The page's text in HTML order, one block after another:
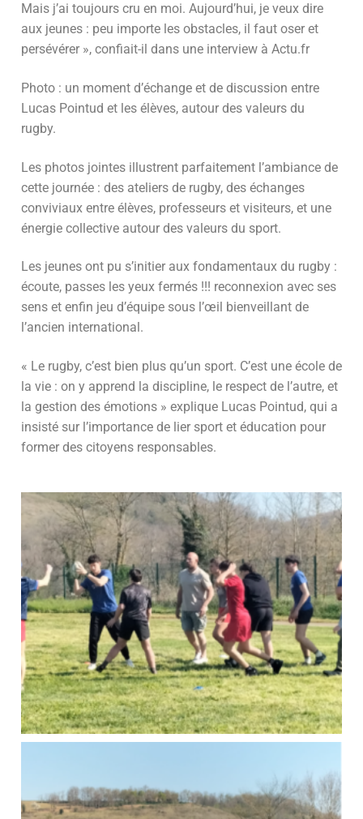
Mais j’ai toujours cru en moi. Aujourd’hui, je veux dire
aux jeunes : peu importe les obstacles, il faut oser et
persévérer », confiait-il dans une interview à Actu.fr
Photo : un moment d’échange et de discussion entre
Lucas Pointud et les élèves, autour des valeurs du
rugby.
Les photos jointes illustrent parfaitement l’ambiance de
cette journée : des ateliers de rugby, des échanges
conviviaux entre élèves, professeurs et visiteurs, et une
énergie collective autour des valeurs du sport.
Les jeunes ont pu s’initier aux fondamentaux du rugby :
écoute, passes les yeux fermés !!! reconnexion avec ses
sens et enfin jeu d’équipe sous l’œil bienveillant de
l’ancien international.
« Le rugby, c’est bien plus qu’un sport. C’est une école de
la vie : on y apprend la discipline, le respect de l’autre, et
la gestion des émotions » explique Lucas Pointud, qui a
insisté sur l’importance de lier sport et éducation pour
former des citoyens responsables.